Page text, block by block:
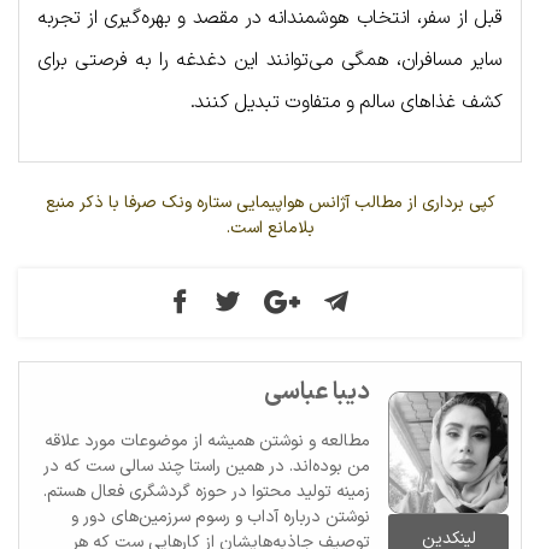
قبل از سفر، انتخاب هوشمندانه در مقصد و بهره‌گیری از تجربه
سایر مسافران، همگی می‌توانند این دغدغه را به فرصتی برای
کشف غذاهای سالم و متفاوت تبدیل کنند.
کپی برداری از مطالب آژانس هواپیمایی ستاره ونک صرفا با ذکر منبع
بلامانع است.
لینکدین
دیبا عباسی
مطالعه و نوشتن همیشه از موضوعات مورد علاقه
من بوده‌اند. در همین راستا چند سالی ست که در
زمینه تولید محتوا در حوزه گردشگری فعال هستم.
نوشتن درباره آداب و رسوم سرزمین‌های دور و
توصیف جاذبه‌هایشان از کارهایی ست که هر